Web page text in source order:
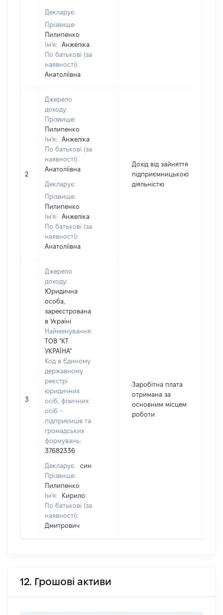
Декларує:
Прізвище:
Пилипенко
Ім'я:
Анжеліка
По батькові (за
наявності):
Анатоліївна
2
Джерело
доходу:
Прізвище:
Пилипенко
Ім'я:
Анжеліка
По батькові (за
наявності):
Анатоліївна
Декларує:
Прізвище:
Пилипенко
Ім'я:
Анжеліка
По батькові (за
наявності):
Анатоліївна
Дохід від зайняття
підприємницькою
діяльністю
3
Джерело
доходу:
Юридична
особа,
зареєстрована
в Україні
Найменування:
ТОВ "КТ
УКРАЇНА"
Код в Єдиному
державному
реєстрі
юридичних
осіб, фізичних
осіб –
підприємців та
громадських
формувань:
37682336
Декларує:
син
Прізвище:
Пилипенко
Ім'я:
Кирило
По батькові (за
наявності):
Дмитрович
Заробітна плата
отримана за
основним місцем
роботи
12. Грошові активи